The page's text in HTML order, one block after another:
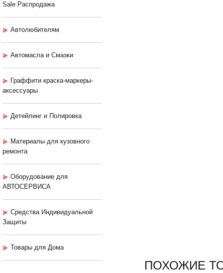
Sale Распродажа
Автолюбителям
Автомасла и Смазки
Граффити краска-маркеры-
аксессуары
Детейлинг и Полировка
Материалы для кузовного
ремонта
Оборудование для
АВТОСЕРВИСА
Средства Индивидуальной
Защиты
Товары для Дома
ПОХОЖИЕ